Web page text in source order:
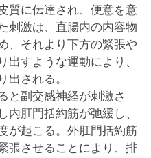
質に伝達され、便意を意
刺激は、直腸内の内容物
、それより下方の緊張や
出すような運動により、
出される。
と副交感神経が刺激さ
内肛門括約筋が弛緩し、
が起こる。外肛門括約筋
張させることにより、排